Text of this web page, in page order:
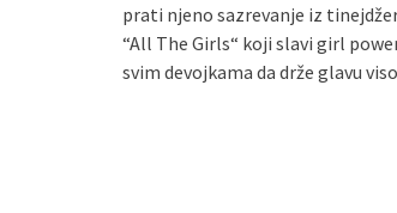
prati njeno sazrevanje iz
“All The Girls“ koji slavi girl
svim devojkama da drže glavu